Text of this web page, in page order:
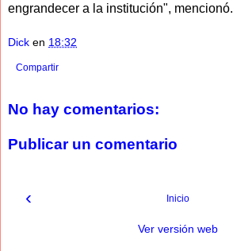
engrandecer a la institución", mencionó.
Dick en 18:32
Compartir
No hay comentarios:
Publicar un comentario
‹ Inicio
Ver versión web